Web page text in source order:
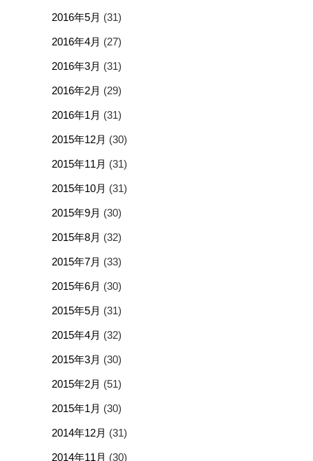
2016年5月 (31)
2016年4月 (27)
2016年3月 (31)
2016年2月 (29)
2016年1月 (31)
2015年12月 (30)
2015年11月 (31)
2015年10月 (31)
2015年9月 (30)
2015年8月 (32)
2015年7月 (33)
2015年6月 (30)
2015年5月 (31)
2015年4月 (32)
2015年3月 (30)
2015年2月 (51)
2015年1月 (30)
2014年12月 (31)
2014年11月 (30)